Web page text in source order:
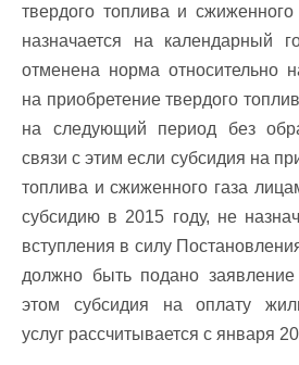
твердого топлива и
назначается на календарный
отменена норма относительно
на приобретение твердого
на следующий период без
связи с этим если субсидия на
топлива и сжиженного газа
субсидию в 2015 году, не
вступления в силу
должно быть подано
этом субсидия на оплату
услуг рассчитывается с января